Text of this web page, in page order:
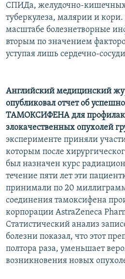
Все сайты РСЕ/РС
СПИДа, желудочно-кишечных
туберкулеза, малярии и
масштабе болезнетворные
вторым по значением
уступая лишь сердечно-
Английский медицинский
опубликовал отчет об
ТАМОКСИФЕНА для
злокачественных опухолей
эксперименте приняли
которым после
был назначен курс
течение пяти лет эти
принимали по 20
соединения тамоксифена
корпорации AstraZeneca
Статистический анализ
болезни показал, что этот
полтора раза, уменьшает
возникновения новых